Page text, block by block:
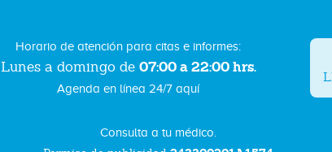
Horario de atención para citas e informes:
Lunes a domingo de 07:00 a 22:00 hrs.
Agenda en línea 24/7 aquí
Consulta a tu médico.